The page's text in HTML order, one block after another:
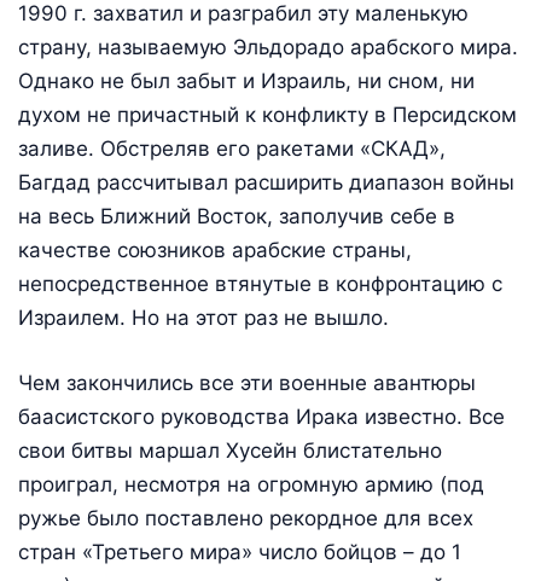
1990 г. захватил и разграбил эту маленькую
страну, называемую Эльдорадо арабского мира.
Однако не был забыт и Израиль, ни сном, ни
духом не причастный к конфликту в Персидском
заливе. Обстреляв его ракетами «СКАД»,
Багдад рассчитывал расширить диапазон войны
на весь Ближний Восток, заполучив себе в
качестве союзников арабские страны,
непосредственное втянутые в конфронтацию с
Израилем. Но на этот раз не вышло.
Чем закончились все эти военные авантюры
баасистского руководства Ирака известно. Все
свои битвы маршал Хусейн блистательно
проиграл, несмотря на огромную армию (под
ружье было поставлено рекордное для всех
стран «Третьего мира» число бойцов – до 1